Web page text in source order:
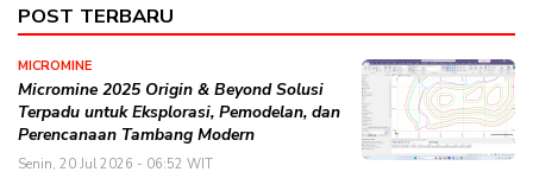
POST TERBARU
MICROMINE
Micromine 2025 Origin & Beyond Solusi
Terpadu untuk Eksplorasi, Pemodelan, dan
Perencanaan Tambang Modern
Senin, 20 Jul 2026 - 06:52 WIT